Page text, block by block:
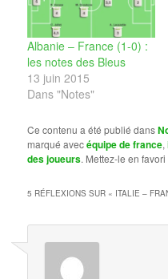
Albanie – France (1-0) :
les notes des Bleus
13 juin 2015
Dans "Notes"
Ce contenu a été publié dans
marqué avecéquipe de france,
des joueurs. Mettez-le en
5 RÉFLEXIONS SUR « ITALIE –